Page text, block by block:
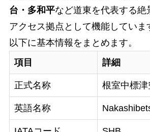
台・多和平など道東を代表する絶
アクセス拠点として機能していま
以下に基本情報をまとめます。
項目
詳細
正式名称 根室中標津
英語名称